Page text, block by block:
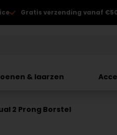
Gratis verzending vanaf
& laarzen
2 Prong Borstel